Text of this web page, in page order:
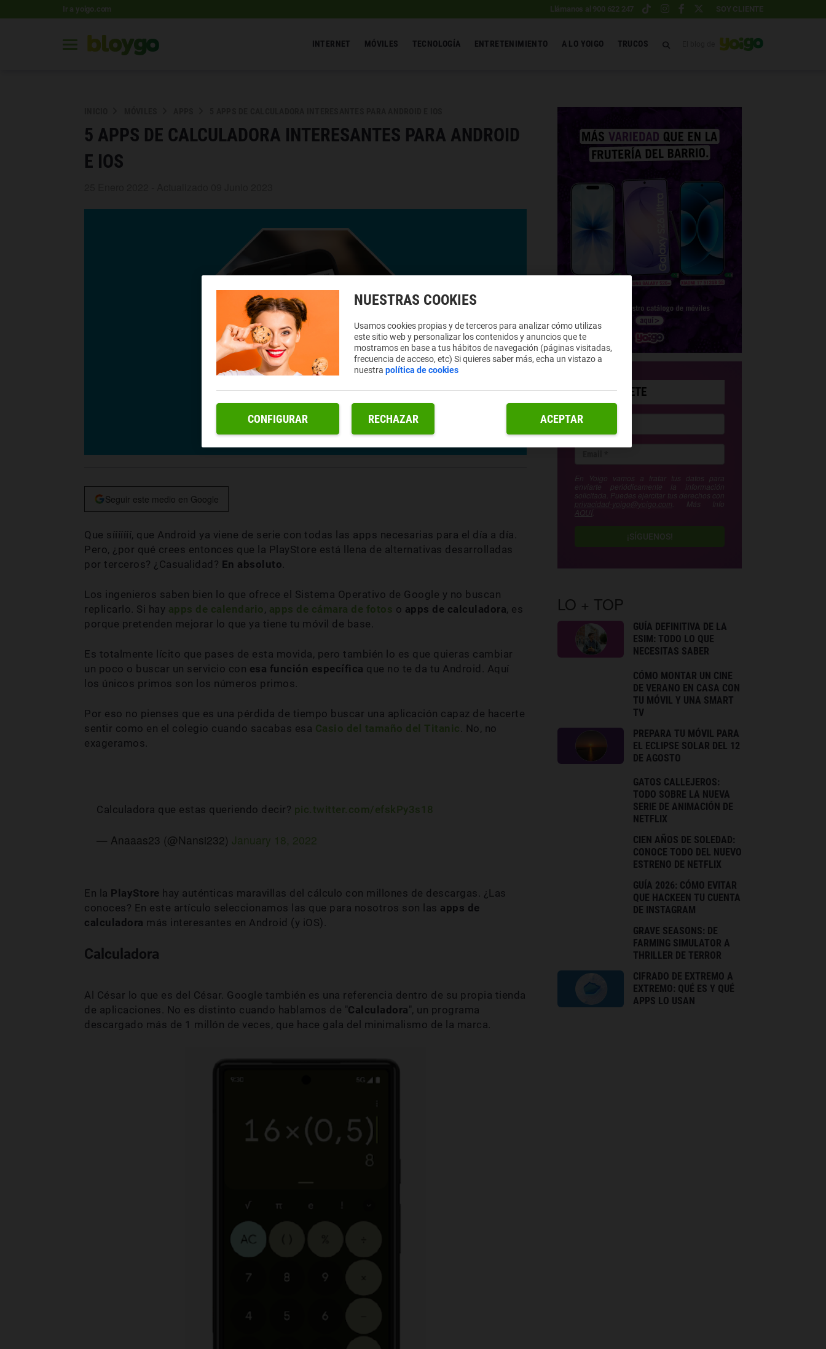
Ir a yoigo.com Llámanos al 900 622 247 SOY CLIENTE
INTERNET MÓVILES TECNOLOGÍA ENTRETENIMIENTO A LO YOIGO TRUCOS
5 APPS DE CALCULADORA INTERESANTES PARA ANDROID
E IOS
Seguir este medio en Google
Que sííííííí, que Android ya viene de serie con todas las apps necesarias para el día a día.
Pero, ¿por qué crees entonces que la PlayStore está llena de alternativas desarrolladas
por terceros? ¿Casualidad? En absoluto
Los ingenieros saben bien lo que ofrece el Sistema Operativo de Google y no buscan
replicarlo. Si hay apps de calendario, apps de cámara de fotos o apps de calculadora, es
porque pretenden mejorar lo que ya tiene tu móvil de base.
Es totalmente lícito que pases de esta movida, pero también lo es que quieras cambiar
un poco o buscar un servicio con esa función específica que no te da tu Android. Aquí
los únicos primos son los números primos.
Por eso no pienses que es una pérdida de tiempo buscar una aplicación capaz de hacerte
sentir como en el colegio cuando sacabas esa Casio del tamaño del Titanic . No, no
exageramos.
Calculadora que estas queriendo decir? pic.twitter.com/efskPy3s18
— Anaaas23 (@Nansi232) January 18, 2022
En la PlayStore hay auténticas maravillas del cálculo con millones de descargas. ¿Las
conoces? En este artículo seleccionamos las que para nosotros son las apps de
calculadora más interesantes en Android (y iOS).
Calculadora
Al César lo que es del César. Google también es una referencia dentro de su propia tienda
de aplicaciones. No es distinto cuando hablamos de " Calculadora", un programa
descargado más de 1 millón de veces, que hace gala del minimalismo de la marca.
SUSCRÍBETE
En Yoigo vamos a tratar tus datos para
enviarte periódicamente la información
solicitada. Puedes ejercitar tus derechos con
privacidad-yoigo@yoigo.com . Más Info
AQUÍ
¡SÍGUENOS!
LO + TOP
GUÍA DEFINITIVA DE LA
ESIM: TODO LO QUE
NECESITAS SABER
CÓMO MONTAR UN CINE
DE VERANO EN CASA CON
TU MÓVIL Y UNA SMART
TV
PREPARA TU MÓVIL PARA
EL ECLIPSE SOLAR DEL 12
DE AGOSTO
GATOS CALLEJEROS:
TODO SOBRE LA NUEVA
SERIE DE ANIMACIÓN DE
NETFLIX
CIEN AÑOS DE SOLEDAD:
CONOCE TODO DEL NUEVO
ESTRENO DE NETFLIX
GUÍA 2026: CÓMO EVITAR
QUE HACKEEN TU CUENTA
DE INSTAGRAM
GRAVE SEASONS: DE
FARMING SIMULATOR A
THRILLER DE TERROR
CIFRADO DE EXTREMO A
EXTREMO: QUÉ ES Y QUÉ
APPS LO USAN
NUESTRAS COOKIES
Usamos cookies propias y de terceros para analizar cómo utilizas
este sitio web y personalizar los contenidos y anuncios que te
mostramos en base a tus hábitos de navegación (páginas visitadas,
frecuencia de acceso, etc) Si quieres saber más, echa un vistazo a
nuestrapolítica de cookies
RECHAZAR ACEPTAR
CONFIGURAR